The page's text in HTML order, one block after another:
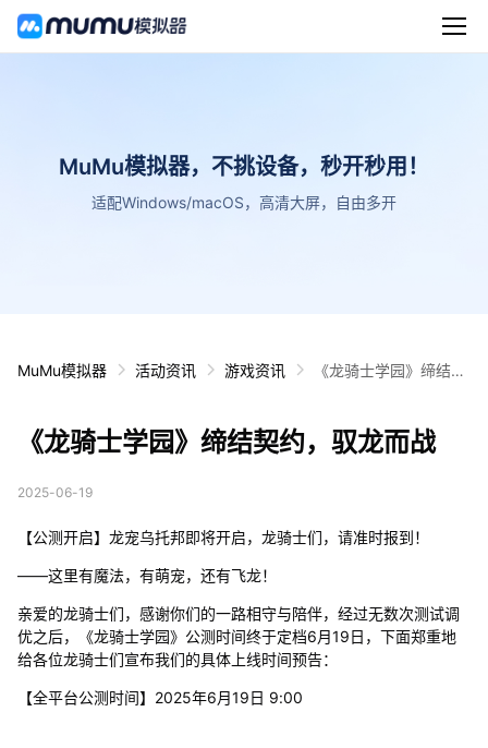
MuMu模拟器，不挑设备，秒开秒用！
适配Windows/macOS，高清大屏，自由多开
MuMu模拟器 活动资讯 游戏资讯
《龙骑士学园》缔结契
《龙骑士学园》缔结契约，驭龙而战
2025-06-19
【公测开启】龙宠乌托邦即将开启，龙骑士们，请准时报到！
——这里有魔法，有萌宠，还有飞龙！
亲爱的龙骑士们，感谢你们的一路相守与陪伴，经过无数次测试调
优之后，《龙骑士学园》公测时间终于定档6月19日，下面郑重地
给各位龙骑士们宣布我们的具体上线时间预告：
【全平台公测时间】2025年6月19日 9:00